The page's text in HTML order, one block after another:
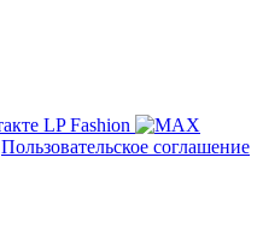
Пользовательское соглашение